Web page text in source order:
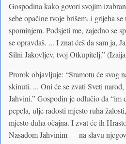
Gospodina kako govori svojim
sebe opačine tvoje brišem, i grijeha
spominjem. Podsjeti me, zajedno se
se opravdaš. ... I znat ćeš da sam ja,
Silni Jakovljev, tvoj Otkupitelj.”
Prorok objavljuje: “Sramotu će svog
skinuti. ... Oni će se zvati Sveti
Jahvini.” Gospodin je odlučio da “im
pepela, ulje radosti mjesto ruha
mjesto duha očajna. I zvat će ih
Nasadom Jahvinim — na slavu